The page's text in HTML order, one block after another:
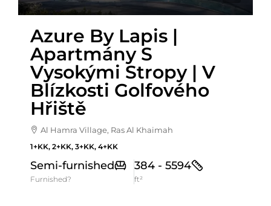
Azure By Lapis |
Apartmány S
Vysokými Stropy | V
Blízkosti Golfového
Hřiště
Al Hamra Village, Ras Al Khaimah
1+KK, 2+KK, 3+KK, 4+KK
Semi-furnished
Furnished?
384 - 5594
ft²